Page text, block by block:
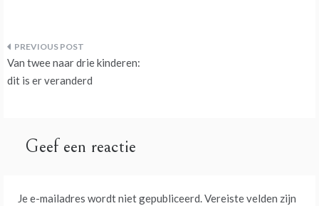
Bericht
navigatie
Van twee naar drie kinderen:
dit is er veranderd
Geef een reactie
Je e-mailadres wordt niet gepubliceerd.Vereiste velden zijn